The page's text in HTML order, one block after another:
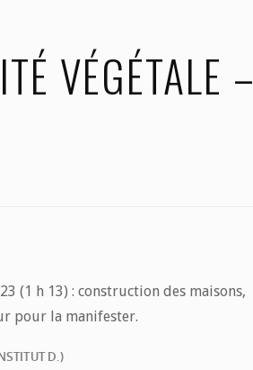
VÉGÉTALE –
(1 h 13) : construction des maisons,
pour la manifester.